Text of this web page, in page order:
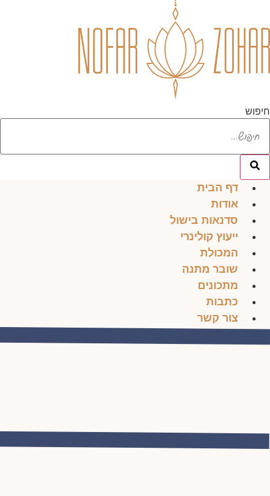
חיפוש
דף הבית
אודות
סדנאות בישול
ייעוץ קולינרי
המכולת
שובר מתנה
מתכונים
כתבות
צור קשר